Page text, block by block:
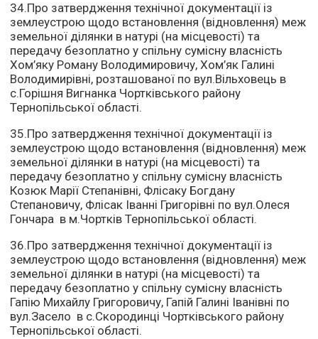
34.Про затвердження технічної документації із
землеустрою щодо встановлення (відновлення) меж
земельної ділянки в натурі (на місцевості) та
передачу безоплатно у спільну сумісну власність
Хом’яку Роману Володимировичу, Хом’як Галині
Володимирівні, розташованої по вул.Вільховець в
с.Горішня Вигнанка Чортківського району
Тернопільської області.
35.Про затвердження технічної документації із
землеустрою щодо встановлення (відновлення) меж
земельної ділянки в натурі (на місцевості) та
передачу безоплатно у спільну сумісну власність
Козюк Марії Степанівні, Флісаку Богдану
Степановичу, Флісак Іванні Григорівні по вул.Олеся
Гончара в м.Чортків Тернопільської області.
36.Про затвердження технічної документації із
землеустрою щодо встановлення (відновлення) меж
земельної ділянки в натурі (на місцевості) та
передачу безоплатно у спільну сумісну власність
Гапію Михайлу Григоровичу, Гапій Галині Іванівні по
вул.Засело в с.Скородинці Чортківського району
Тернопільської області.